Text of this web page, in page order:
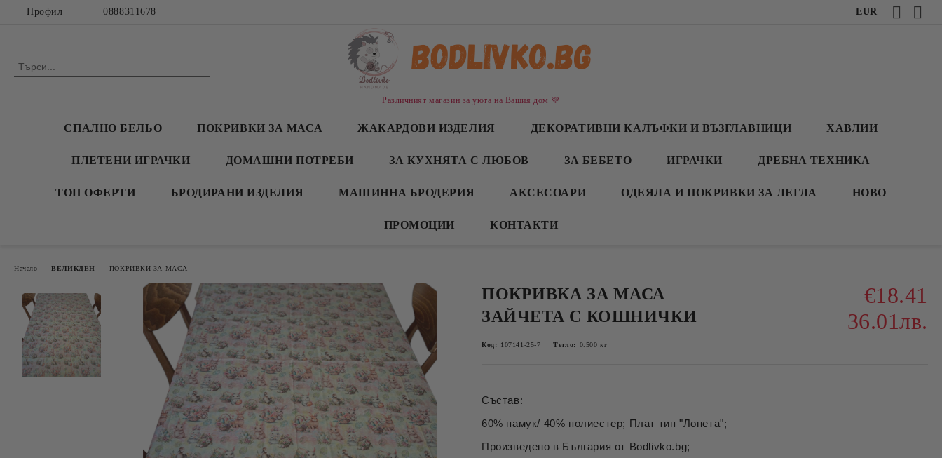
Профил 0888311678 EUR
Различният магазин за уюта на Вашия дом 💜
СПАЛНО БЕЛЬО ПОКРИВКИ ЗА МАСА ЖАКАРДОВИ ИЗДЕЛИЯ ДЕКОРАТИВНИ КАЛЪФКИ И ВЪЗГЛАВНИЦИ ХАВЛИИ
ПЛЕТЕНИ ИГРАЧКИ ДОМАШНИ ПОТРЕБИ ЗА КУХНЯТА С ЛЮБОВ ЗА БЕБЕТО ИГРАЧКИ ДРЕБНА ТЕХНИКА
ТОП ОФЕРТИ БРОДИРАНИ ИЗДЕЛИЯ МАШИННА БРОДЕРИЯ АКСЕСОАРИ ОДЕЯЛА И ПОКРИВКИ ЗА ЛЕГЛА НОВО
ПРОМОЦИИ КОНТАКТИ
Начало ВЕЛИКДЕН ПОКРИВКИ ЗА МАСА
ПОКРИВКА ЗА МАСА
ЗАЙЧЕТА С КОШНИЧКИ
€18.41
36.01лв.
Код: 107141-25-7 Тегло: 0.500 кг
Състав:
60% памук/ 40% полиестер; Плат тип "Лонета";
Произведено в България от Bodlivko.bg;